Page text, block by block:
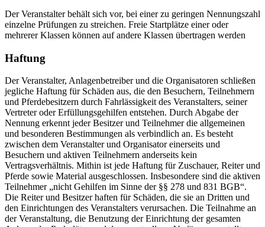
Der Veranstalter behält sich vor, bei einer zu geringen Nennungszahl
einzelne Prüfungen zu streichen. Freie Startplätze einer oder
mehrerer Klassen können auf andere Klassen übertragen werden
Haftung
Der Veranstalter, Anlagenbetreiber und die Organisatoren schließen
jegliche Haftung für Schäden aus, die den Besuchern, Teilnehmern
und Pferdebesitzern durch Fahrlässigkeit des Veranstalters, seiner
Vertreter oder Erfüllungsgehilfen entstehen. Durch Abgabe der
Nennung erkennt jeder Besitzer und Teilnehmer die allgemeinen
und besonderen Bestimmungen als verbindlich an. Es besteht
zwischen dem Veranstalter und Organisator einerseits und
Besuchern und aktiven Teilnehmern anderseits kein
Vertragsverhältnis. Mithin ist jede Haftung für Zuschauer, Reiter und
Pferde sowie Material ausgeschlossen. Insbesondere sind die aktiven
Teilnehmer „nicht Gehilfen im Sinne der §§ 278 und 831 BGB“.
Die Reiter und Besitzer haften für Schäden, die sie an Dritten und
den Einrichtungen des Veranstalters verursachen. Die Teilnahme an
der Veranstaltung, die Benutzung der Einrichtung der gesamten